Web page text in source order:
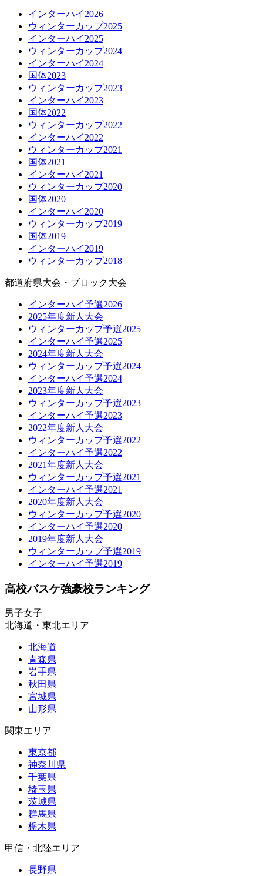
インターハイ2026
ウィンターカップ2025
インターハイ2025
ウィンターカップ2024
インターハイ2024
国体2023
ウィンターカップ2023
インターハイ2023
国体2022
ウィンターカップ2022
インターハイ2022
ウィンターカップ2021
国体2021
インターハイ2021
ウィンターカップ2020
国体2020
インターハイ2020
ウィンターカップ2019
国体2019
インターハイ2019
ウィンターカップ2018
都道府県大会・ブロック大会
インターハイ予選2026
2025年度新人大会
ウィンターカップ予選2025
インターハイ予選2025
2024年度新人大会
ウィンターカップ予選2024
インターハイ予選2024
2023年度新人大会
ウィンターカップ予選2023
インターハイ予選2023
2022年度新人大会
ウィンターカップ予選2022
インターハイ予選2022
2021年度新人大会
ウィンターカップ予選2021
インターハイ予選2021
2020年度新人大会
ウィンターカップ予選2020
インターハイ予選2020
2019年度新人大会
ウィンターカップ予選2019
インターハイ予選2019
高校バスケ強豪校ランキング
男子女子
北海道・東北エリア
北海道
青森県
岩手県
秋田県
宮城県
山形県
関東エリア
東京都
神奈川県
千葉県
埼玉県
茨城県
群馬県
栃木県
甲信・北陸エリア
長野県